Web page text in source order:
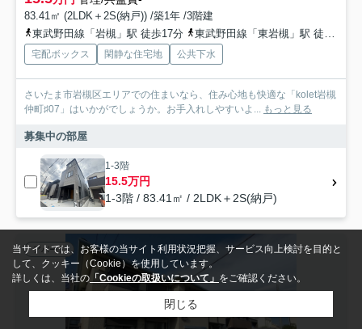
83.41㎡ (2LDK＋2S(納戸)) /築1年 /3階建
東武野田線「岩槻」駅 徒歩17分
東武野田線「東岩槻」駅 徒歩35分
宅配ボックス 閑静な住宅地 公共下水
さいたま市岩槻区エリアでの住まいなら、住み心地も快適な「kolet岩槻
仲町♯07」はいかがでしょうか。お手入れしやすいよ...
もっと見る
募集中の部屋
1-3階
15.5万円
1-3階 / 83.41㎡ / 2LDK＋2S(納戸)
アパート
当サイトでは、お客様の当サイト利用状況把握、サービス向上検討を目的と
して、クッキー（Cookie）を使用しています。
詳しくは、当社の 「Cookieの取扱いについて」 をご確認ください。
閉じる